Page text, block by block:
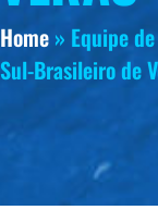
Home » Equipe
Sul-Brasileiro de